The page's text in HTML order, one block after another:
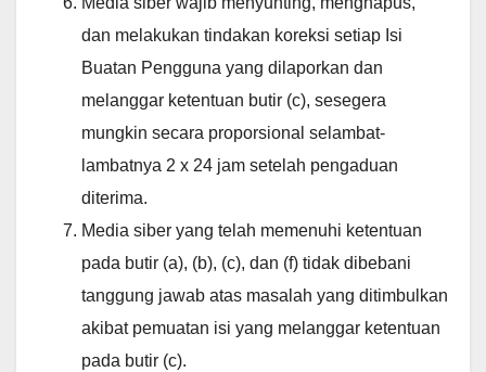
dan melakukan tindakan koreksi setiap Isi
Buatan Pengguna yang dilaporkan dan
melanggar ketentuan butir (c), sesegera
mungkin secara proporsional selambat-
lambatnya 2 x 24 jam setelah pengaduan
diterima.
Media siber yang telah memenuhi ketentuan
pada butir (a), (b), (c), dan (f) tidak dibebani
tanggung jawab atas masalah yang ditimbulkan
akibat pemuatan isi yang melanggar ketentuan
pada butir (c).